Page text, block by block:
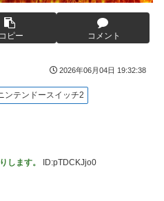
ティアが二次も即完売なの大人
娠中とは思えないヒール姿で登
失の原因に-6割超が「人生の敗
愛を全力アピール！
ずか４人…もう実質終身刑だった
ゃん、可愛過ぎてワイらにブッ
も！
コピー コメント
2026年06月04日 19:32:38
ンテンドースイッチ2
します。 ID:pTDCKJjo0